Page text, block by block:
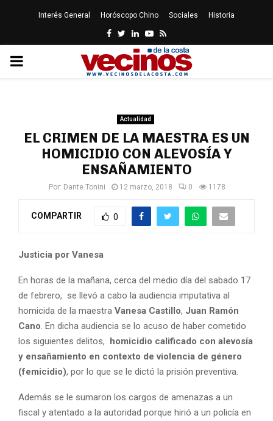
Interés General Horóscopo Chino Sociales Historia
Facebook
Twitter
LinkedinYoutube
Rss
PRIMARY
Actualidad
EL CRIMEN DE LA MAESTRA ES UN
HOMICIDIO CON ALEVOSÍA Y
ENSAÑAMIENTO
Por: Dante Tonini 12 marzo, 2018 0 1178
COMPARTIR 0
Justicia por Vanesa
En horas de la mañana, cerca del medio día del sabado 17
de febrero, se llevó a cabo la audiencia imputativa al
homicida de la maestra Vanesa Castillo, Juan Ramón
Cano . En dicha audiencia se lo acuso de haber cometido
los siguientes delitos, homicidio calificado con alevosía
y ensañamiento en contexto de violencia de género
(femicidio), por lo que se le dictó la prisión preventiva.
Además se le sumaron los cargos de amenazas a un
fiscal y atentado a la autoridad porque hirió a un policía en